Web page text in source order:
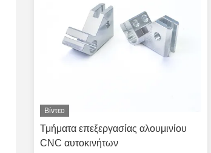
Βίντεο
Τμήματα επεξεργασίας αλουμινίου
CNC αυτοκινήτων